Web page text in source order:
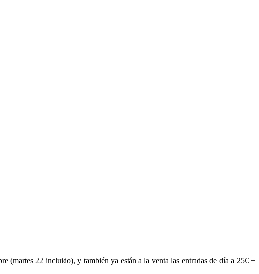
(martes 22 incluido), y también ya están a la venta las entradas de día a 25€ +